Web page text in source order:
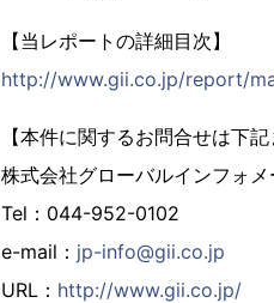
【当レポートの詳細目次】
http://www.gii.co.jp/report/
【本件に関するお問合せは下記
株式会社グローバルインフォメ
Tel：044-952-0102
e-mail： jp-info@gii.co.jp
URL： http://www.gii.co.jp/